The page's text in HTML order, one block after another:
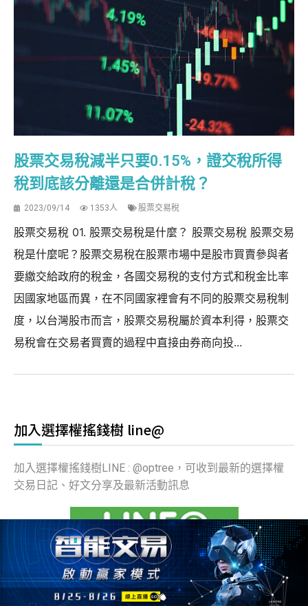
股票交易稅減半只要0.15%，證交稅所得
稅到底該分離還是合併計稅？
2023/09/14 1353人 股票交易稅
股票交易稅 01. 股票交易稅是什麼？ 股票交易稅 股票交易
稅是什麼呢？股票交易稅在股票市場中是股市買賣參與者
要繳交給政府的稅金，各國交易稅的支付方式和稅金比率
因國家地區而異，在不同國家裡會有不同的股票交易稅制
度，以台灣股市而言，股票交易稅屬於資本利得，股票交
易稅會在交易者買賣的過程中直接由券商向投...
加入選擇權搖錢樹 line@
加入選擇權搖錢樹LINE : @optree，可收到最新的選擇權
交易日記、好文分享及最新活動訊息